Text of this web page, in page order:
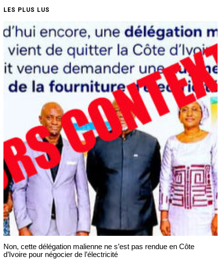
LES PLUS LUS
Non, cette délégation malienne ne s’est pas rendue en Côte
d’Ivoire pour négocier de l’électricité